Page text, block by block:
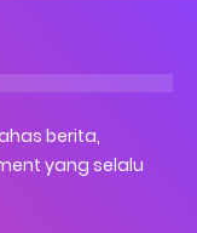
berita,
yang selalu